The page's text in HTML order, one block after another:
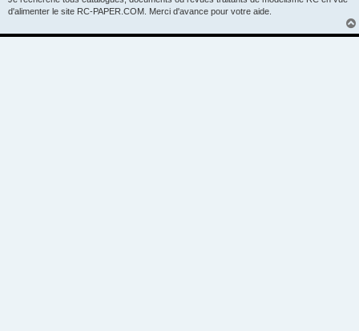
d'alimenter le site RC-PAPER.COM. Merci d'avance pour votre aide.